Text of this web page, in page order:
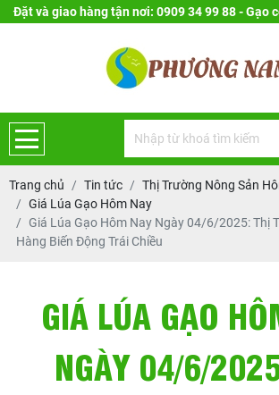
Đặt và giao hàng tận nơi: 0909 34 99 88 - Gạo
Trang chủ Tin tức
Thị Trường Nông Sản
Giá Lúa Gạo Hôm Nay
Giá Lúa Gạo Hôm Nay Ngày 04/6/2025: Thị
Hàng Biến Động Trái Chiều
GIÁ LÚA GẠO
NGÀY 04/6/